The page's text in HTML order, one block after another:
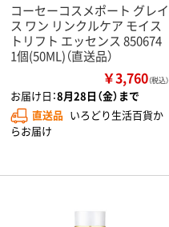
コーセーコスメポート グレイ
ス ワン リンクルケア モイス
トリフト エッセンス 850674
1個(50ML)（直送品）
￥3,760（税込）
お届け日：8月28日（金）まで
直送品 いろどり生活百貨か
らお届け